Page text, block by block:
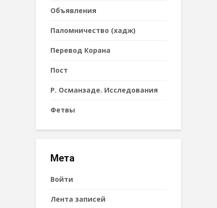
Объявления
Паломничество (хадж)
Перевод Корана
Пост
Р. Османзаде. Исследования
Фетвы
Мета
Войти
Лента записей